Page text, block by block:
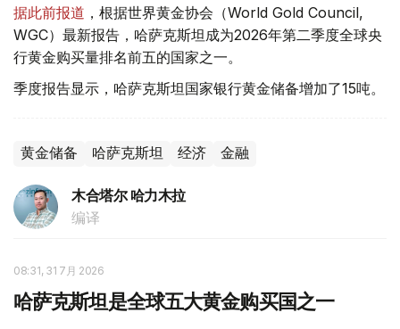
据此前报道 ，根据世界黄金协会（World Gold Council,
WGC）最新报告，哈萨克斯坦成为2026年第二季度全球央
行黄金购买量排名前五的国家之一。
季度报告显示，哈萨克斯坦国家银行黄金储备增加了15吨。
黄金储备 哈萨克斯坦 经济 金融
木合塔尔 哈力木拉
编译
08:31, 31 7月 2026
哈萨克斯坦是全球五大黄金购买国之一